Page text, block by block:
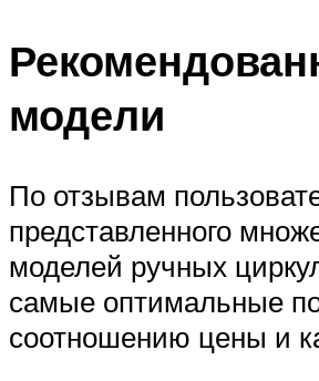
модели
По отзывам
представленного
моделей ручных
самые оптимальные
соотношению цены и